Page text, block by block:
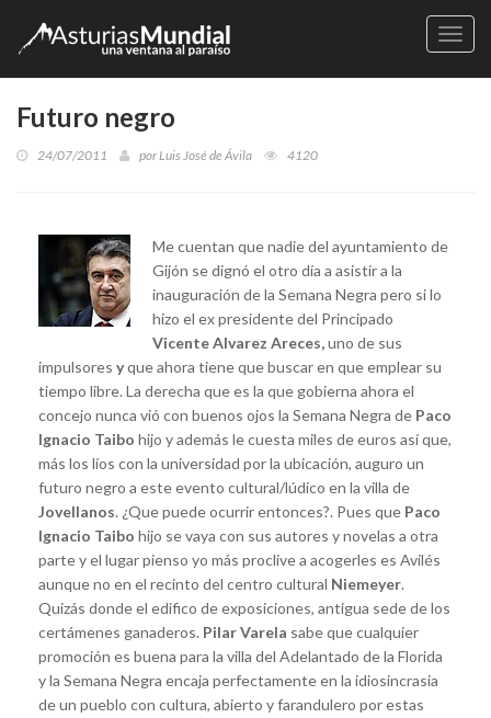
Futuro negro
24/07/2011 porLuis José de Ávila 4120
Me cuentan que nadie del ayuntamiento de
Gijón se dignó el otro día a asistir a la
inauguración de la Semana Negra pero si lo
hizo el ex presidente del Principado
Vicente Alvarez Areces,uno de sus
impulsores yque ahora tiene que buscar en que emplear su
tiempo libre. La derecha que es la que gobierna ahora el
concejo nunca vió con buenos ojos la Semana Negra de Paco
Ignacio Taibo hijo y además le cuesta miles de euros así que,
más los líos con la universidad por la ubicación, auguro un
futuro negro a este evento cultural/lúdico en la villa de
Jovellanos. ¿Que puede ocurrir entonces?. Pues que Paco
Ignacio Taibo hijo se vaya con sus autores y novelas a otra
parte y el lugar pienso yo más proclive a acogerles es Avilés
aunque no en el recinto del centro cultural Niemeyer.
Quizás donde el edifico de exposiciones, antigua sede de los
certámenes ganaderos. Pilar Varela sabe que cualquier
promoción es buena para la villa del Adelantado de la Florida
y la Semana Negra encaja perfectamente en la idiosincrasia
de un pueblo con cultura, abierto y farandulero por estas